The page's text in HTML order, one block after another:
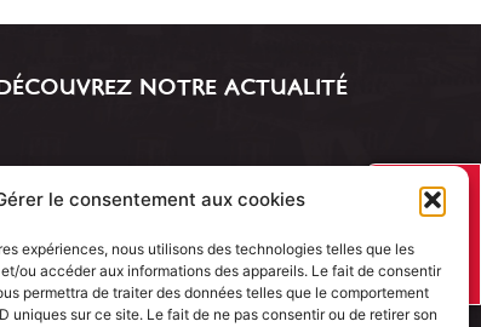
le consentement aux cookies
expériences, nous utilisons des technologies telles que les
ou accéder aux informations des appareils. Le fait de consentir
permettra de traiter des données telles que le comportement
uniques sur ce site. Le fait de ne pas consentir ou de retirer son
DÉCOUVREZ NOTRE ACTUALITÉ
J’AI UN
PROJET